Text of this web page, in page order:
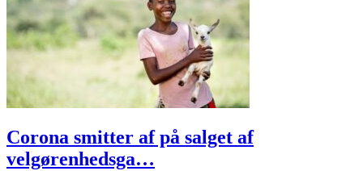
Corona smitter af på salget af
velgørenhedsga…